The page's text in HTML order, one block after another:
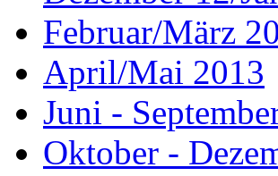
Februar/März
April/Mai 2013
Juni -
Oktober -